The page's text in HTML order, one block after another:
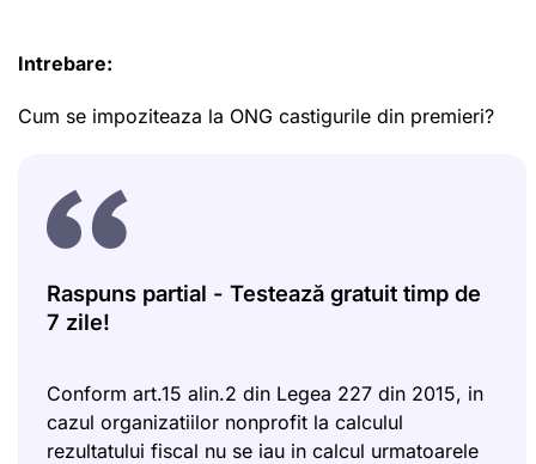
Intrebare:
Cum se impoziteaza la ONG castigurile din premieri?
Raspuns partial - Testează gratuit timp de
7 zile!
Conform art.15 alin.2 din Legea 227 din 2015, in
cazul organizatiilor nonprofit la calculul
rezultatului fiscal nu se iau in calcul urmatoarele